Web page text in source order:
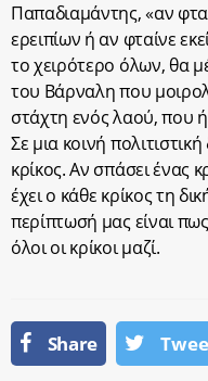
Παπαδιαμάντης, «αν
ερειπίων ή αν φταίνε
το χειρότερο όλων, θα
του Βάρναλη που
στάχτη ενός λαού, που
Σε μια κοινή
κρίκος. Αν σπάσει ένας
έχει ο κάθε κρίκος τη
περίπτωσή μας είναι
όλοι οι κρίκοι μαζί.
Share